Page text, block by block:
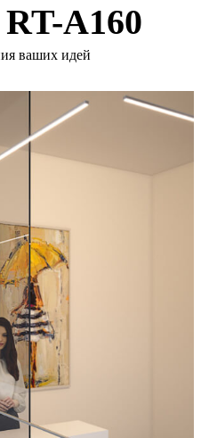
RT-A160
ваших идей